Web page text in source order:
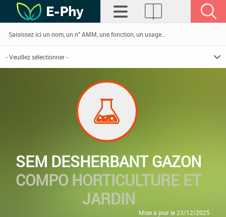
SEM DESHERBANT GAZON
COMPO HORTICULTURE ET
JARDIN
Mise à jour le 23/12/2025